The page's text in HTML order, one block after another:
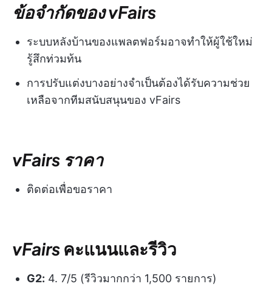
ข้อจำกัดของ vFairs
ระบบหลังบ้านของแพลตฟอร์มอาจทำให้ผู้ใช้ใหม่
รู้สึกท่วมท้น
การปรับแต่งบางอย่างจำเป็นต้องได้รับความช่วย
เหลือจากทีมสนับสนุนของ vFairs
vFairs ราคา
ติดต่อเพื่อขอราคา
vFairs คะแนนและรีวิว
G2: 4. 7/5 (รีวิวมากกว่า 1,500 รายการ)